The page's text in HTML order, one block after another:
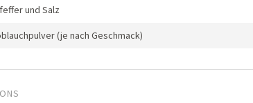
und Salz
(je nach Geschmack)